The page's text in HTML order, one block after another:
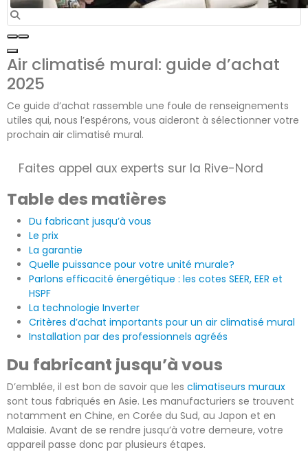
Air climatisé mural: guide d’achat
2025
Ce guide d’achat rassemble une foule de renseignements
utiles qui, nous l’espérons, vous aideront à sélectionner votre
prochain air climatisé mural.
Faites appel aux experts sur la Rive-Nord
Table des matières
Du fabricant jusqu’à vous
Le prix
La garantie
Quelle puissance pour votre unité murale?
Parlons efficacité énergétique : les cotes SEER, EER et
HSPF
La technologie Inverter
Critères d’achat importants pour un air climatisé mural
Installation par des professionnels agréés
Du fabricant jusqu’à vous
D’emblée, il est bon de savoir que les climatiseurs muraux
sont tous fabriqués en Asie. Les manufacturiers se trouvent
notamment en Chine, en Corée du Sud, au Japon et en
Malaisie. Avant de se rendre jusqu’à votre demeure, votre
appareil passe donc par plusieurs étapes.